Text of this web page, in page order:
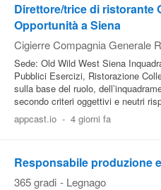
Direttore/trice di ristorante
Opportunità a Siena
Cigierre Compagnia Generale
Sede: Old Wild West Siena
Pubblici Esercizi, Ristorazione
sulla base del ruolo,
secondo criteri oggettivi e neutri
appcast.io - 4 giorni fa
Responsabile produzione
365 gradi - Legnago